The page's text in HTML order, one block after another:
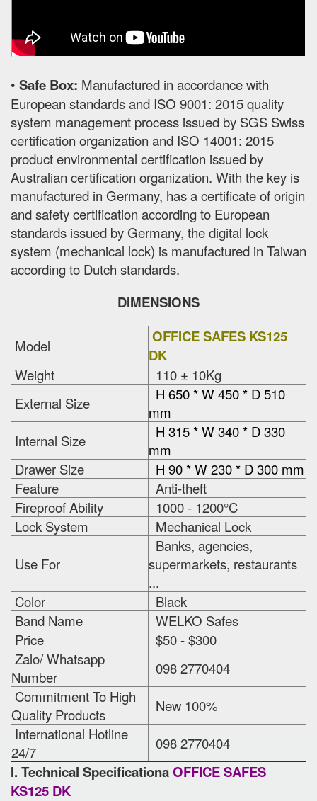
• Safe Box: Manufactured in accordance with
European standards and ISO 9001: 2015 quality
system management process issued by SGS Swiss
certification organization and ISO 14001: 2015
product environmental certification issued by
Australian certification organization. With the key is
manufactured in Germany, has a certificate of origin
and safety certification according to European
standards issued by Germany, the digital lock
system (mechanical lock) is manufactured in Taiwan
according to Dutch standards.
DIMENSIONS
Model
OFFICE SAFES KS125
DK
Weight
110 ± 10Kg
External Size
H 650 * W 450 * D 510
mm
Internal Size
H 315 * W 340 * D 330
mm
Drawer Size
H 90 * W 230 * D 300 mm
Feature
Anti-theft
Fireproof Ability
1000 - 1200°C
Lock System
Mechanical Lock
Use For
Banks, agencies,
supermarkets, restaurants
...
Color
Black
Band Name
WELKO Safes
Price
$50 - $300
Zalo/ Whatsapp
Number
098 2770404
Commitment To High
Quality Products
New 100%
International Hotline
24/7
098 2770404
I. Technical SpecificationaOFFICE SAFES
KS125 DK